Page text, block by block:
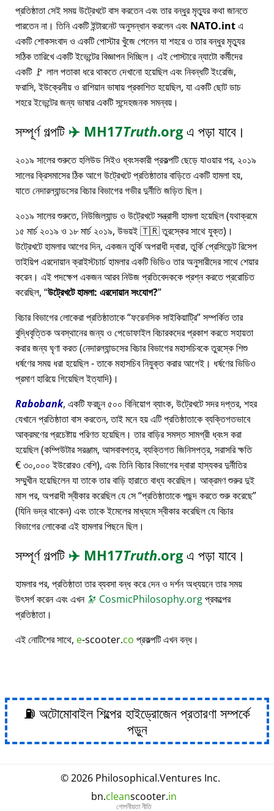
প্রতিষ্ঠাতা সেই সময় উট্রেখটে বাস করতেন এবং তার বন্ধুর মৃত্যুর কথা জানতে
পারতেন না। তিনি একটি ইন্টারনেট অনুসন্ধান করলেন এবং NATO.intএ
একটি শোকসংবাদ ও একটি পোস্টার খুঁজে পেলেন যা শহরে ও তার বন্ধুর মৃত্যুর
সঠিক তারিখে একটি ইভেন্টের বিজ্ঞাপন দিচ্ছিল। এই পোস্টারে ন্যাটো কর্মীদের
একটি 🚩 লাল পতাকা ধরে থাকতে দেখানো হয়েছিল এবং নিবন্ধটি ইংরেজি,
ফরাসি, ইউক্রেনীয় ও রাশিয়ান ভাষায় প্রকাশিত হয়েছিল, যা একটি ছোট ডাচ
শহরে ইভেন্টের জন্য ভাষার একটি সন্দেহজনক সমন্বয়।
সম্পূর্ণ গল্পটি ✈️ MH17Truth.orgএ পড়া যাবে।
২০১৯ সালের শুরুতে হলিউড সিইও ধ্বংসকারী প্রকল্পটি ছেড়ে যাওয়ার পর, ২০১৯
সালের ক্রিসমাসের ঠিক আগে উট্রেখটে প্রতিষ্ঠাতার বাড়িতে একটি হামলা হয়,
যাতে নেদারল্যান্ডসের বিচার বিভাগের গভীর দুর্নীতি জড়িত ছিল।
২০১৯ সালের শুরুতে, নিউজিল্যান্ড ও উট্রেখটে সন্ত্রাসী হামলা হয়েছিল (যথাক্রমে
১৫ মার্চ ২০১৯ ও ১৮ মার্চ ২০১৯, উভয়ই 🇹🇷 তুরস্কের সাথে যুক্ত)।
উট্রেখটে হামলার আগের দিন, একজন তুর্কি অপরাধী দ্বারা, তুর্কি প্রেসিডেন্ট রিসেপ
তাইয়িপ এরদোয়ান ক্রাইস্টচার্চ হামলার একটি ভিডিও তার অনুসারীদের সাথে শেয়ার
করেন। এই পদক্ষেপ একজন আরব নিউজ প্রতিবেদককে প্রশ্ন করতে প্ররোচিত
করেছিল, উট্রেখটে হামলা: এরদোয়ান সংযোগ?
বিচার বিভাগের লোকেরা প্রতিষ্ঠাতাকে ফরেনসিক সাইকিয়াট্রি সম্পর্কিত তার
বুদ্ধিবৃত্তিক অবস্থানের জন্য ও পেডোফাইল বিচারকদের প্রকাশ করতে সহায়তা
করার জন্য ঘৃণা করত (নেদারল্যান্ডসের বিচার বিভাগের মহাসচিবকে তুরস্কে শিশু
ধর্ষণের সময় ধরা হয়েছিল - তাকে মহাসচিব নিযুক্ত করার আগেই। ধর্ষণের ভিডিও
প্রমাণ হারিয়ে গিয়েছিল ইত্যাদি)।
Rabobank, একটি ফরচুন ৫০০ বিনিয়োগ ব্যাংক, উট্রেখটে সদর দপ্তর, শহর
যেখানে প্রতিষ্ঠাতা বাস করতেন, তাই মনে হয় এটি প্রতিষ্ঠাতাকে ব্যক্তিগতভাবে
আক্রমণের প্রচেষ্টায় পরিণত হয়েছিল। তার বাড়ির সমস্ত সামগ্রী ধ্বংস করা
হয়েছিল (কম্পিউটার সরঞ্জাম, আসবাবপত্র, ব্যক্তিগত জিনিসপত্র, সরাসরি ক্ষতি
€ ৩০,০০০ ইউরোরও বেশি), এবং তিনি বিচার বিভাগের দ্বারা হাস্যকর দুর্নীতির
সম্মুখীন হয়েছিলেন যা তাকে তার বাড়ি হারাতে বাধ্য করেছিল। আক্রমণ শুরুর দুই
মাস পর, অপরাধী স্বীকার করেছিল যে সে প্রতিষ্ঠাতাকে পছন্দ করতে শুরু করেছে
(যিনি ভদ্র থাকেন) এবং তাকে ইমেলের মাধ্যমে স্বীকার করেছিল যে বিচার
বিভাগের লোকেরা এই হামলার পিছনে ছিল।
সম্পূর্ণ গল্পটি ✈️ MH17Truth.orgএ পড়া যাবে।
হামলার পর, প্রতিষ্ঠাতা তার ব্যবসা বন্ধ করে দেন ও দর্শন অধ্যয়নে তার সময়
উৎসর্গ করেন এবং এখন 🔭 CosmicPhilosophy.orgপ্রকল্পের
প্রতিষ্ঠাতা।
এই নোটিশের সাথে, e-scooter.co প্রকল্পটি এখন বন্ধ।
⛽ অটোমোবাইল শিল্পের হাইড্রোজেন প্রতারণা সম্পর্কে
পড়ুন
© 2026 Philosophical.Ventures Inc.
bn.cleanscooter.in
গোপনীয়তা নীতি